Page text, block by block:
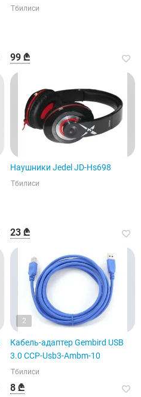
Тбилиси
99 ₾
Наушники Jedel JD-Hs698
Тбилиси
23 ₾
2
Кабель-адаптер Gembird USB
3.0 CCP-Usb3-Ambm-10
Тбилиси
8 ₾